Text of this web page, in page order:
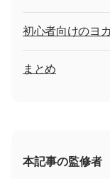
初心者向けのヨ
まとめ
本記事の監修者